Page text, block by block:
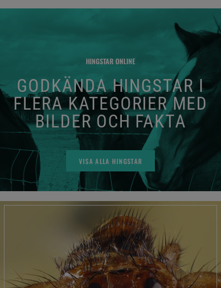
HINGSTAR ONLINE
GODKÄNDA HINGSTAR I
FLERA KATEGORIER MED
BILDER OCH FAKTA
VISA ALLA HINGSTAR